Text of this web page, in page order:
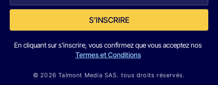
S'INSCRIRE
En cliquant sur s'inscrire, vous confirmez que vous acceptez nos
Termes et Conditions
© 2026 Talmont Media SAS. tous droits réservés.